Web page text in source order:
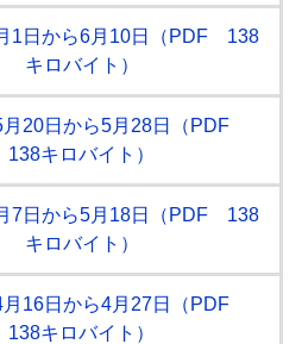
1日から6月10日（PDF 138
キロバイト）
月20日から5月28日（PDF
138キロバイト）
7日から5月18日（PDF 138
キロバイト）
月16日から4月27日（PDF
138キロバイト）